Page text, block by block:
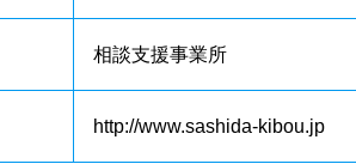
相談支援事業所
http://www.sashida-kibou.jp